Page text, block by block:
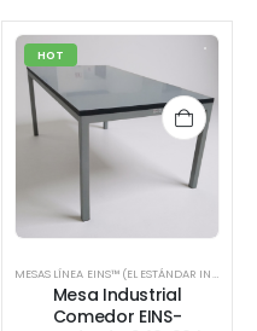
HOT
MESAS LÍNEA EINS™ (EL ESTÁNDAR INDUSTRIAL)
Mesa Industrial
Comedor EINS-